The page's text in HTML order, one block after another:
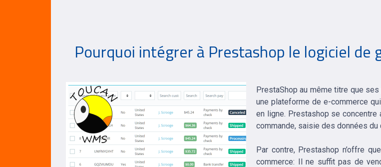
Pourquoi intégrer à Prestashop le logiciel de
PrestaShop au même titre que
une plateforme de e-commerce
en ligne. Prestashop se
commande, saisie des données du
Par contre, Prestashop n’offre
commerce: Il ne suffit pas de